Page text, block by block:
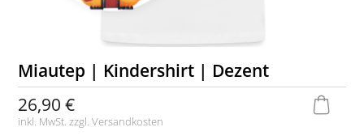
Miautep | Kindershirt | Dezent
26,90 €
inkl. MwSt. zzgl.Versandkosten